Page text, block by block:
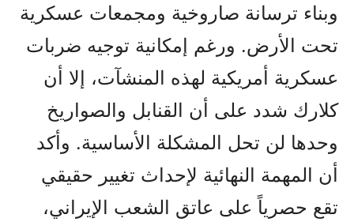
وبناء ترسانة صاروخية ومجمعات عسكرية
تحت الأرض. ورغم إمكانية توجيه ضربات
عسكرية أمريكية لهذه المنشآت، إلا أن
كلارك شدد على أن القنابل والصواريخ
وحدها لن تحل المشكلة الأساسية. وأكد
أن المهمة النهائية لإحداث تغيير حقيقي
تقع حصرياً على عاتق الشعب الإيراني،